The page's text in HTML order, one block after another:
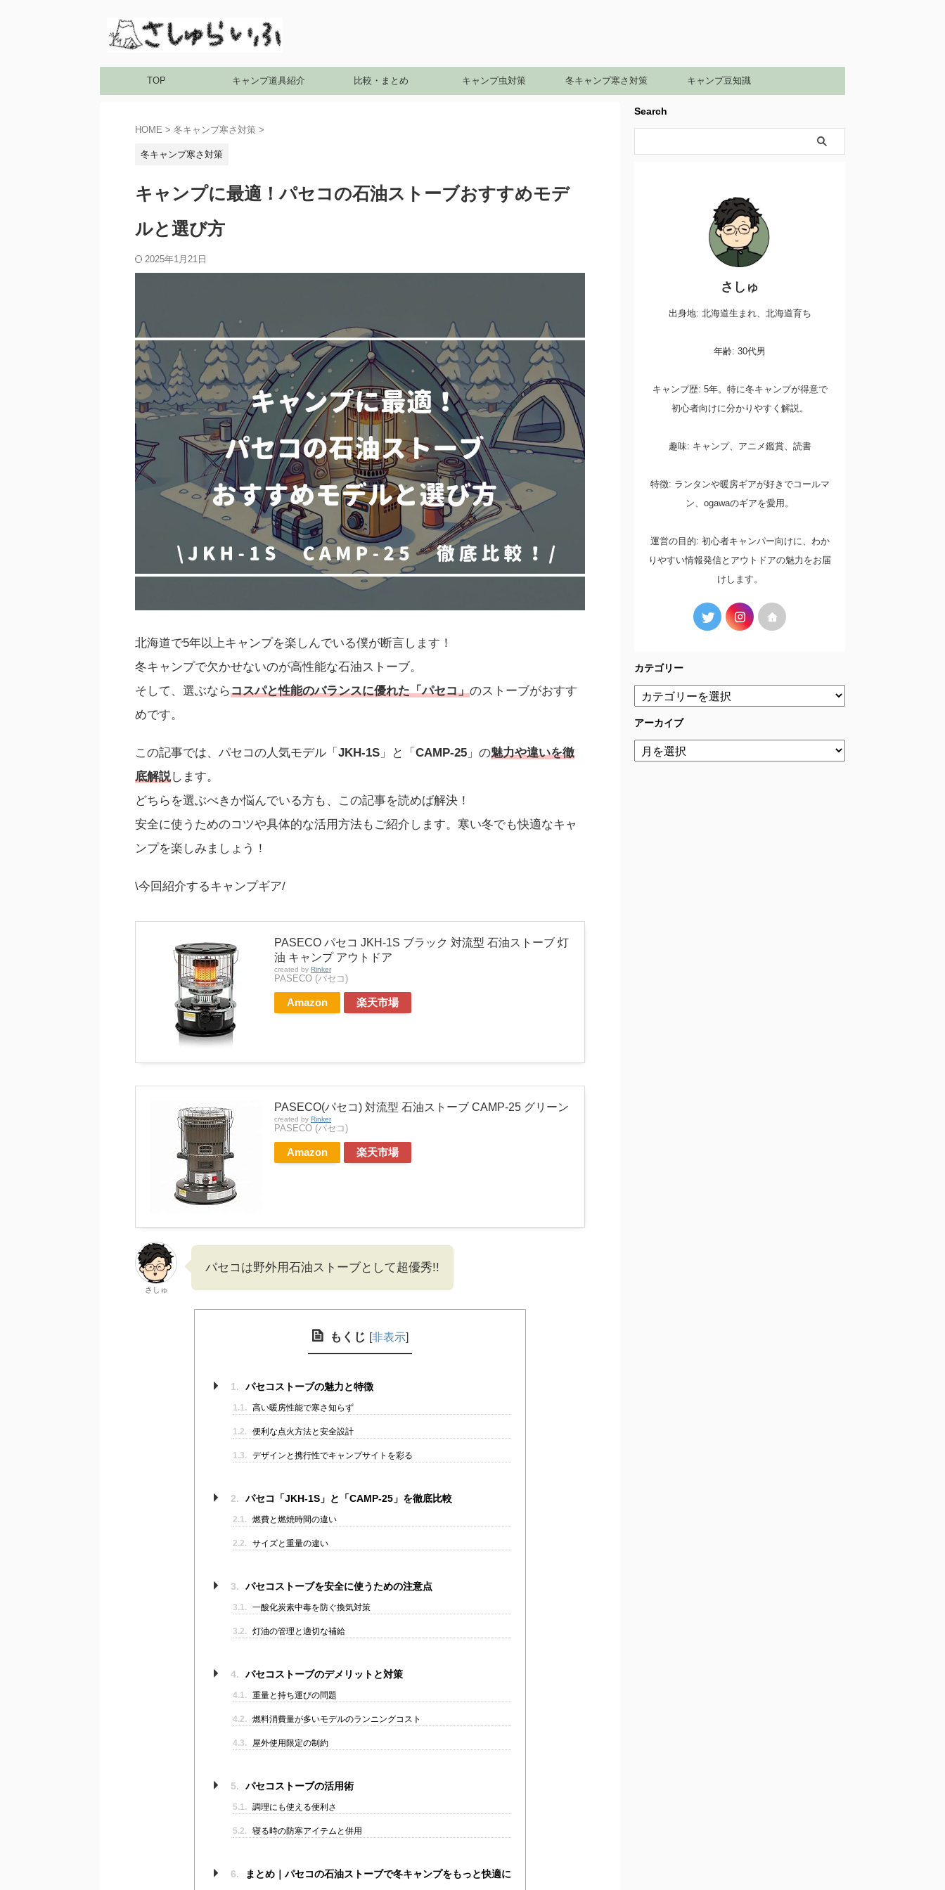
TOP キャンプ道具紹介 比較・まとめ キャンプ虫対策 冬キャンプ寒さ対策 キャンプ豆知識
HOME > 冬キャンプ寒さ対策 >
冬キャンプ寒さ対策
キャンプに最適！パセコの石油ストーブおすすめモデ
ルと選び方
2025年1月21日
北海道で5年以上キャンプを楽しんでいる僕が断言します！
冬キャンプで欠かせないのが高性能な石油ストーブ。
そして、選ぶならコスパと性能のバランスに優れた「パセコ」のストーブがおすす
めです。
この記事では、パセコの人気モデル「 JKH-1S 」と「 CAMP-25 」の魅力や違いを徹
底解説します。
どちらを選ぶべきか悩んでいる方も、この記事を読めば解決！
安全に使うためのコツや具体的な活用方法もご紹介します。寒い冬でも快適なキャ
ンプを楽しみましょう！
\今回紹介するキャンプギア/
PASECO パセコ JKH-1S ブラック 対流型 石油ストーブ 灯
油 キャンプ アウトドア
created by Rinker
PASECO (パセコ)
Amazon 楽天市場
PASECO(パセコ) 対流型 石油ストーブ CAMP-25 グリーン
created by Rinker
PASECO (パセコ)
Amazon 楽天市場
さしゅ
パセコは野外用石油ストーブとして超優秀!!
もくじ [非表示]
1. パセコストーブの魅力と特徴
1.1. 高い暖房性能で寒さ知らず
1.2. 便利な点火方法と安全設計
1.3. デザインと携行性でキャンプサイトを彩る
2. パセコ「JKH-1S」と「CAMP-25」を徹底比較
2.1. 燃費と燃焼時間の違い
2.2. サイズと重量の違い
3. パセコストーブを安全に使うための注意点
3.1. 一酸化炭素中毒を防ぐ換気対策
3.2. 灯油の管理と適切な補給
4. パセコストーブのデメリットと対策
4.1. 重量と持ち運びの問題
4.2. 燃料消費量が多いモデルのランニングコスト
4.3. 屋外使用限定の制約
5. パセコストーブの活用術
5.1. 調理にも使える便利さ
5.2. 寝る時の防寒アイテムと併用
6. まとめ｜パセコの石油ストーブで冬キャンプをもっと快適に
Search
さしゅ
出身地: 北海道生まれ、北海道育ち
年齢: 30代男
キャンプ歴: 5年。特に冬キャンプが得意で
初心者向けに分かりやすく解説。
趣味: キャンプ、アニメ鑑賞、読書
特徴: ランタンや暖房ギアが好きでコールマ
ン、ogawaのギアを愛用。
運営の目的: 初心者キャンパー向けに、わか
りやすい情報発信とアウトドアの魅力をお届
けします。
カテゴリー
アーカイブ